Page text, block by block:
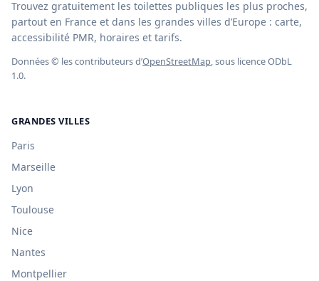
Trouvez gratuitement les toilettes publiques les plus proches,
partout en France et dans les grandes villes d’Europe : carte,
accessibilité PMR, horaires et tarifs.
Données © les contributeurs d’OpenStreetMap, sous licence ODbL
1.0.
GRANDES VILLES
Paris
Marseille
Lyon
Toulouse
Nice
Nantes
Montpellier